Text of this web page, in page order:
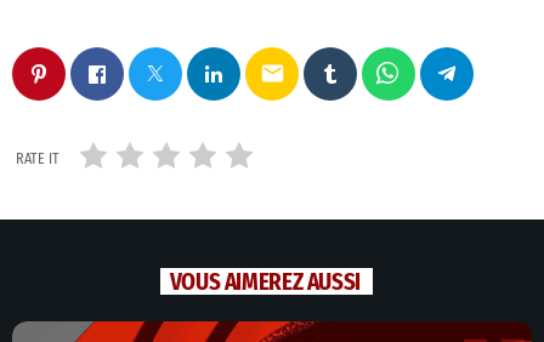
email
RATE IT
VOUS AIMEREZ AUSSI